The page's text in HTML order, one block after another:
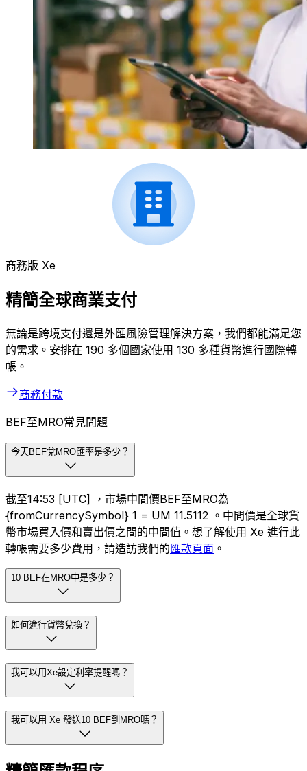
商務版 Xe
精簡全球商業支付
無論是跨境支付還是外匯風險管理解決方案，我們都能滿足您
的需求。安排在 190 多個國家使用 130 多種貨幣進行國際轉
帳。
商務付款
BEF至MRO常見問題
今天BEF兌MRO匯率是多少？
截至14:53 [UTC] ，市場中間價BEF至MRO為
{fromCurrencySymbol} 1 = UM 11.5112 。中間價是全球貨
幣市場買入價和賣出價之間的中間值。想了解使用 Xe 進行此
轉帳需要多少費用，請造訪我們的匯款頁面 。
10 BEF在MRO中是多少？
如何進行貨幣兌換？
我可以用Xe設定利率提醒嗎？
我可以用 Xe 發送10 BEF到MRO嗎？